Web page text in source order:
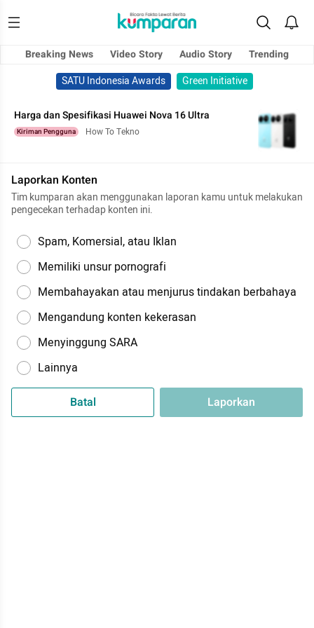
Breaking News Video Story Audio Story
Trending
SATU Indonesia Awards
Green Initiative
Harga dan Spesifikasi Huawei Nova 16 Ultra
Kiriman Pengguna How To Tekno
Laporkan Konten
Tim kumparan akan menggunakan laporan kamu untuk melakukan
pengecekan terhadap konten ini.
Spam, Komersial, atau Iklan
Memiliki unsur pornografi
Membahayakan atau menjurus tindakan berbahaya
Mengandung konten kekerasan
Menyinggung SARA
Lainnya
Batal Laporkan